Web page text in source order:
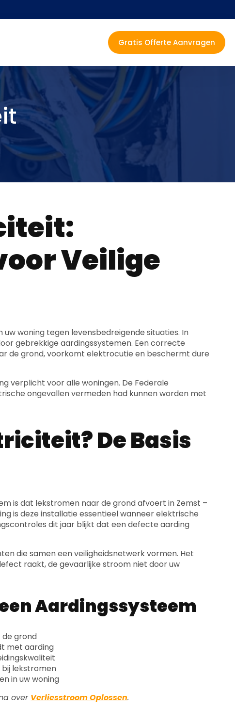
Gratis Offerte Aanvragen
Veilige
woning tegen levensbedreigende situaties. In
gebrekkige aardingssystemen. Een correcte
de grond, voorkomt elektrocutie en beschermt dure
verplicht voor alle woningen. De Federale
ongevallen vermeden had kunnen worden met
De Basis
is dat lekstromen naar de grond afvoert in Zemst –
is deze installatie essentieel wanneer elektrische
dit jaar blijkt dat een defecte aarding
die samen een veiligheidsnetwerk vormen. Het
raakt, de gevaarlijke stroom niet door uw
Aardingssysteem
de grond
met aarding
lekstromen
in uw woning
over Verliesstroom Oplossen.